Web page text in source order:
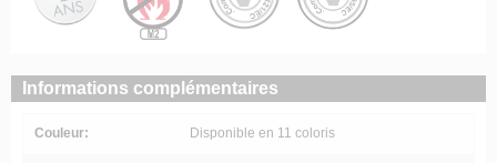
Informations complémentaires
Couleur: Disponible en 11 coloris